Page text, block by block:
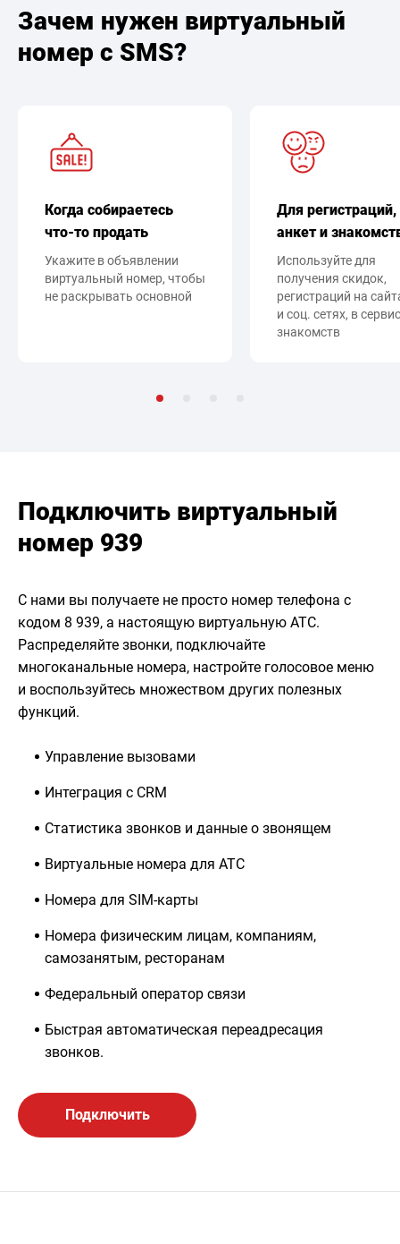
Зачем нужен виртуальный
номер с SMS?
Когда собираетесь
что-то продать
Укажите в объявлении
виртуальный номер, чтобы
не раскрывать основной
Для регистраций,
анкет и
Используйте для
получения скидок,
регистраций на
и соц. сетях, в
знакомств
Подключить виртуальный
номер 939
С нами вы получаете не просто номер телефона с
кодом 8 939, а настоящую виртуальную АТС.
Распределяйте звонки, подключайте
многоканальные номера, настройте голосовое меню
и воспользуйтесь множеством других полезных
функций.
Управление вызовами
Интеграция с CRM
Статистика звонков и данные о звонящем
Виртуальные номера для АТС
Номера для SIM-карты
Номера физическим лицам, компаниям,
самозанятым, ресторанам
Федеральный оператор связи
Быстрая автоматическая переадресация
звонков.
Подключить